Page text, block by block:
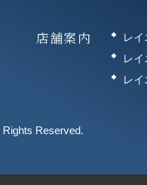
店舗案内
レ
レ
レ
Reserved.